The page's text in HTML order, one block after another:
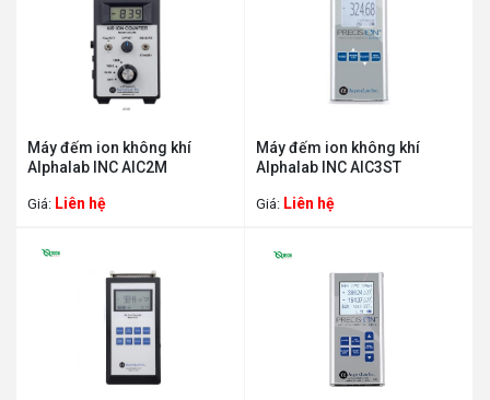
Máy đếm ion không khí
Alphalab INC AIC2M
Giá: Liên hệ
Máy đếm ion không khí
Alphalab INC AIC3ST
Giá: Liên hệ